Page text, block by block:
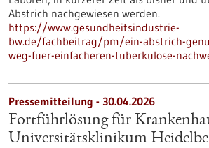
Abstrich nachgewiesen werden.
https://www.gesundheitsindustrie-
bw.de/fachbeitrag/pm/ein-abstrich-
weg-fuer-einfacheren-tuberkulose-
Pressemitteilung - 30.04.2026
Fortführlösung für
Universitätsklinikum